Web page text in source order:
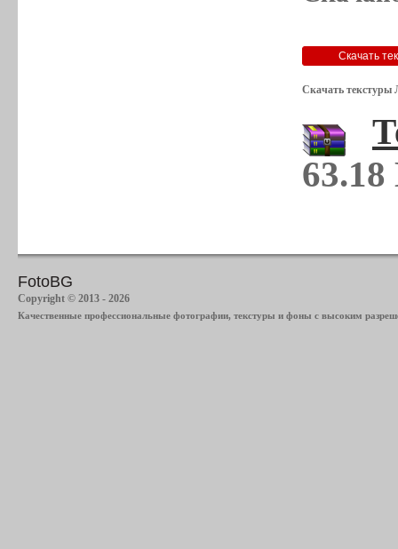
Скачать текстуры
FotoBG
Copyright © 2013 - 2026
Качественные профессиональные фотографии, текстуры и фоны с высоким